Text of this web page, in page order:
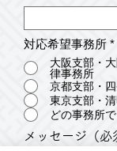
対応希望事務所 *
大阪支部・
律事務所
京都支部・
東京支部・
どの事務所
メッセージ（必